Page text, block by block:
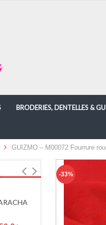
BRODERIES, DENTELLES &
GUIZMO – M00072 Fourrure
-33%